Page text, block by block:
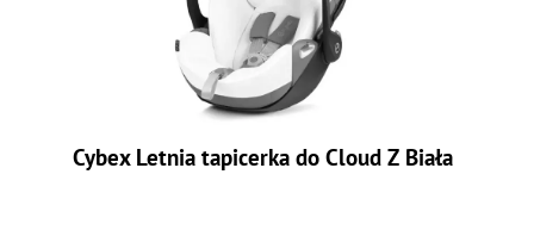
Cybex Letnia tapicerka do Cloud Z Biała